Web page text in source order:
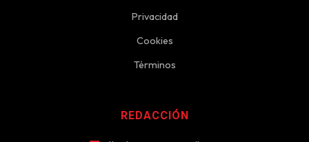
Privacidad
Cookies
Términos
REDACCIÓN